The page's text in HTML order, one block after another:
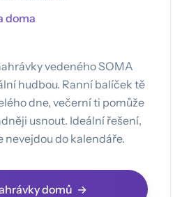
doma
vedeného SOMA
hudbou. Ranní balíček tě
dne, večerní ti pomůže
usnout. Ideální řešení,
nevejdou do kalendáře.
domů